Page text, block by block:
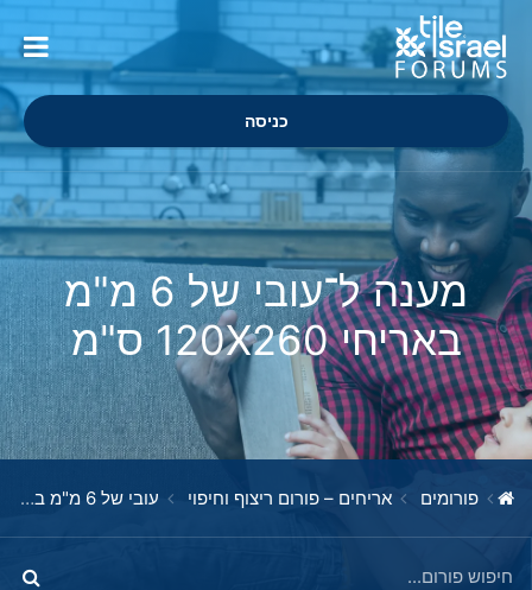
כניסה
מענה ל־עובי של 6 מ"מ
באריחי 120X260 ס"מ
פורומים אריחים – פורום ריצוף וחיפוי עובי של 6 מ"מ באריחי 120X260 ס"מ